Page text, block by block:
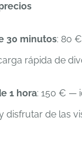
30 minutos: 80
rápida de
1 hora: 150 € —
disfrutar de las